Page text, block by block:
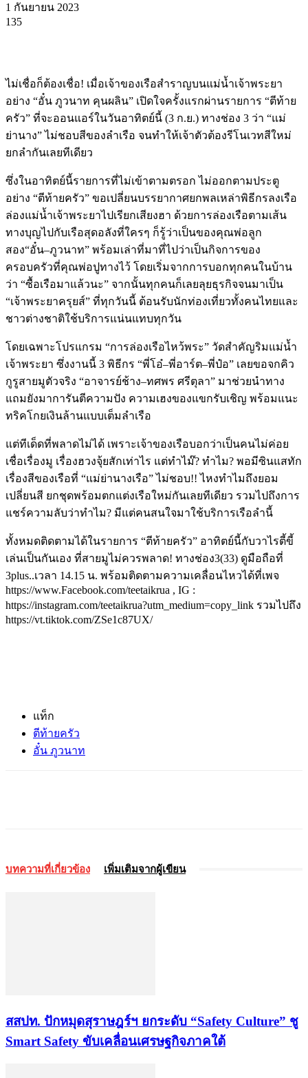
1 กันยายน 2023
135
ไม่เชื่อก็ต้องเชื่อ! เมื่อเจ้าของเรือสำราญบนแม่น้ำเจ้าพระยา
อย่าง “อั๋น ภูวนาท คุนผลิน” เปิดใจครั้งแรกผ่านรายการ “ตีท้าย
ครัว” ที่จะออนแอร์ในวันอาทิตย์นี้ (3 ก.ย.) ทางช่อง 3 ว่า “แม่
ย่านาง”ไม่ชอบสีของลำเรือ จนทำให้เจ้าตัวต้องรีโนเวทสีใหม่
ยกลำกันเลยทีเดียว
ซึ่งในอาทิตย์นี้รายการที่ไม่เข้าตามตรอก ไม่ออกตามประตู
อย่าง “ตีท้ายครัว” ขอเปลี่ยนบรรยากาศยกพลเหล่าพิธีกรลงเรือ
ล่องแม่น้ำเจ้าพระยาไปเรียกเสียงฮา ด้วยการล่องเรือตามเส้น
ทางบุญไปกับเรือสุดอลังที่ใครๆ ก็รู้ว่าเป็นของคุณพ่อลูก
สอง“อั๋น–ภูวนาท” พร้อมเล่าที่มาที่ไปว่าเป็นกิจการของ
ครอบครัวที่คุณพ่อปูทางไว้ โดยเริ่มจากการบอกทุกคนในบ้าน
ว่า “ซื้อเรือมาแล้วนะ” จากนั้นทุกคนก็เลยลุยธุรกิจจนมาเป็น
“เจ้าพระยาครุยส์” ที่ทุกวันนี้ ต้อนรับนักท่องเที่ยวทั้งคนไทยและ
ชาวต่างชาติใช้บริการแน่นแทบทุกวัน
โดยเฉพาะโปรแกรม “การล่องเรือไหว้พระ” วัดสำคัญริมแม่น้ำ
เจ้าพระยา ซึ่งงานนี้ 3 พิธีกร “พี่โอ๋–พี่อาร์ต–พี่ป๋อ” เลยขอจกคิว
กูรูสายมูตัวจริง “อาจารย์ช้าง–ทศพร ศรีตุลา” มาช่วยนำทาง
แถมยังมาการันตีความปัง ความเฮงของแขกรับเชิญ พร้อมแนะ
ทริคโกยเงินล้านแบบเต็มลำเรือ
แต่ทีเด็ดที่พลาดไม่ได้ เพราะเจ้าของเรือบอกว่าเป็นคนไม่ค่อย
เชื่อเรื่องมู เรื่องฮวงจุ้ยสักเท่าไร แต่ทำไม๊? ทำไม? พอมีซินแสทัก
เรื่องสีของเรือที่ “แม่ย่านางเรือ”ไม่ชอบ!!ไหงทำไมถึงยอม
เปลี่ยนสี ยกชุดพร้อมตกแต่งเรือใหม่กันเลยทีเดียว รวมไปถึงการ
แชร์ความลับว่าทำไม? มีแต่คนสนใจมาใช้บริการเรือลำนี้
ทั้งหมดติดตามได้ในรายการ “ตีท้ายครัว” อาทิตย์นี้กับวาไรตี้ขี้
เล่นเป็นกันเอง ที่สายมูไม่ควรพลาด! ทางช่อง3(33) ดูมือถือที่
3plus..เวลา 14.15 น. พร้อมติดตามความเคลื่อนไหวได้ที่เพจ
https://www.Facebook.com/teetaikrua , IG :
https://instagram.com/teetaikrua?utm_medium=copy_link รวมไปถึง
https://vt.tiktok.com/ZSe1c87UX/
แท็ก
ตีท้ายครัว
อั๋น ภูวนาท
บทความที่เกี่ยวข้อง เพิ่มเติมจากผู้เขียน
สสปท. ปักหมุดสุราษฎร์ฯ ยกระดับ “Safety Culture” ชู
Smart Safety ขับเคลื่อนเศรษฐกิจภาคใต้